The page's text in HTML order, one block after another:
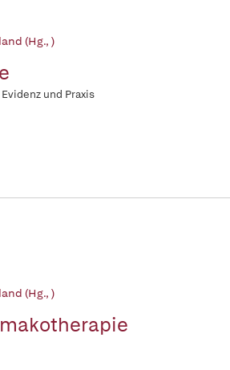
(Hg., )
und Praxis
(Hg., )